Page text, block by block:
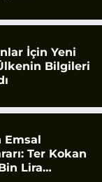
İçin Yeni
Bilgileri
Emsal
Ter Kokan
Lira